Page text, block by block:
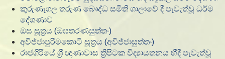
කුරුණෑගල තරුණ බෞද්ධ සමිති ශාලාවේ දී පැවැත්වූ ධර්ම
දේශණාව
ඔඝ සූත්‍රය (ඔඝතරණසුත්තං)
අවිජ්ජාපුරිමකොටි සූත්‍රය (අවිජ්ජාසුත්තං)
රාජගිරියේ ශ්‍රී ඥාණාවාස ත්‍රිපිටක විද්‍යායතනය හීදී පැවැත්වූ